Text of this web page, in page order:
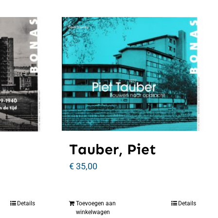
Details
Tauber, Piet
€35,00
Toevoegen aan
winkelwagen
Details